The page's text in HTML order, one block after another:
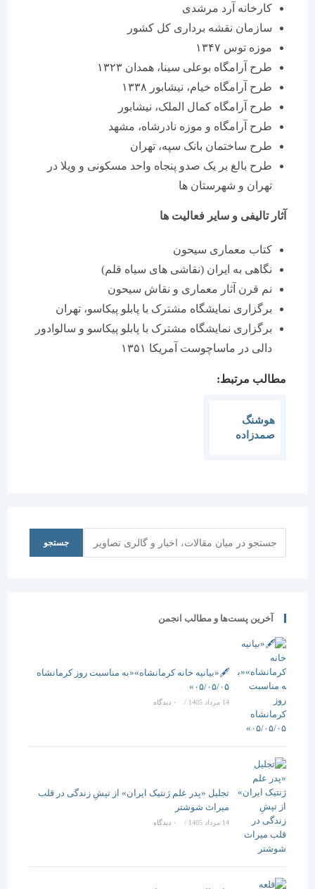
کارخانه آرد مرشدی
سازمان نقشه برداری کل کشور
موزه توس ۱۳۴۷
طرح آرامگاه بوعلی سینا، همدان ۱۳۲۳
طرح آرامگاه خیام، نیشابور ۱۳۳۸
طرح آرامگاه کمال الملک، نیشابور
طرح آرامگاه و موزه نادرشاه، مشهد
طرح ساختمان بانک سپه، تهران
طرح بالغ بر یک صدو پنجاه واحد مسکونی و ویلا در
تهران و شهرستان ها
آثار تالیفی و سایر فعالیت ها
کتاب معماری سیحون
نگاهی به ایران (نقاشی های سیاه قلم)
نم قرن آثار معماری و نقاش سیحون
برگزاری نمایشگاه مشترک با پابلو پیکاسو، تهران
برگزاری نمایشگاه مشترک با پابلو پیکاسو و سالوادور
دالی در ماساچوست آمریکا ۱۳۵۱
مطالب مرتبط:
هوشنگ
صمدزاده
جستجو
آخرین پست‌ها و مطالب انجمن
🖋️«بیانیه خانه کرمانشاه»«به مناسبت روز کرمانشاه
۰۵/۰۵/۰۵»
/ ۰ دیدگاه
تجلیل «پدر علم ژنتیک ایران» از تپشِ زندگی در قلب
میراث شوشتر
14 مرداد 1405 / ۰ دیدگاه